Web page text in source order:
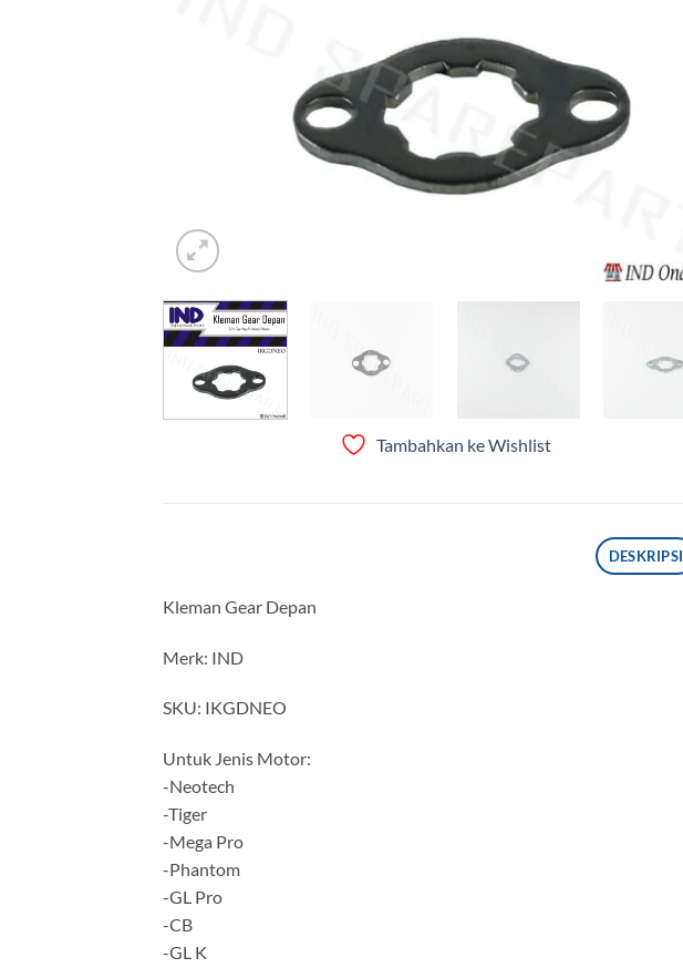
Tambahkan ke Wishlist
DESKRIPSI
Kleman Gear Depan
Merk: IND
SKU: IKGDNEO
Untuk Jenis Motor:
-Neotech
-Tiger
-Mega Pro
-Phantom
-GL Pro
-CB
-GL K